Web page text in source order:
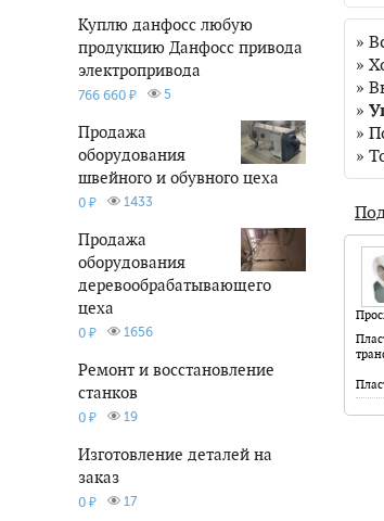
Куплю данфосс любую
продукцию Данфосс привода
электропривода
766 660 ₽ 5
Продажа
оборудования
швейного и обувного цеха
0 ₽ 1433
Продажа
оборудования
деревообрабатывающего
цеха
0 ₽ 1656
Ремонт и восстановление
станков
0 ₽ 19
Изготовление деталей на
заказ
0 ₽ 17
»
»
»
»
»
»